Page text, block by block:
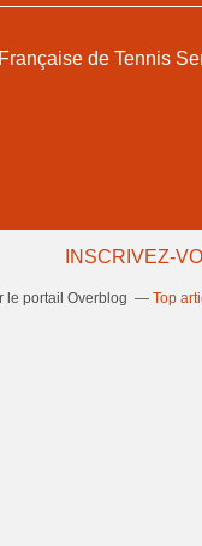
de Tennis
INSCRIVEZ-
le portail Overblog Top